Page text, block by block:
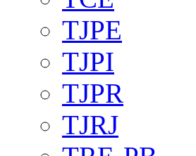
TJPE
TJPI
TJPR
TJRJ